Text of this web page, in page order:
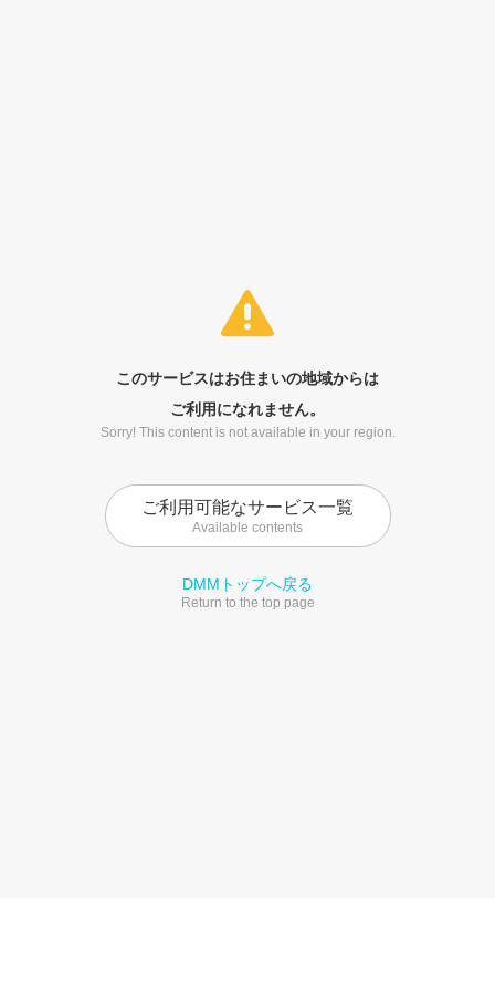
このサービスはお住まいの地域からは
ご利用になれません。
Sorry! This content is not available in your region.
ご利用可能なサービス一覧
Available contents
DMMトップへ戻る
Return to the top page